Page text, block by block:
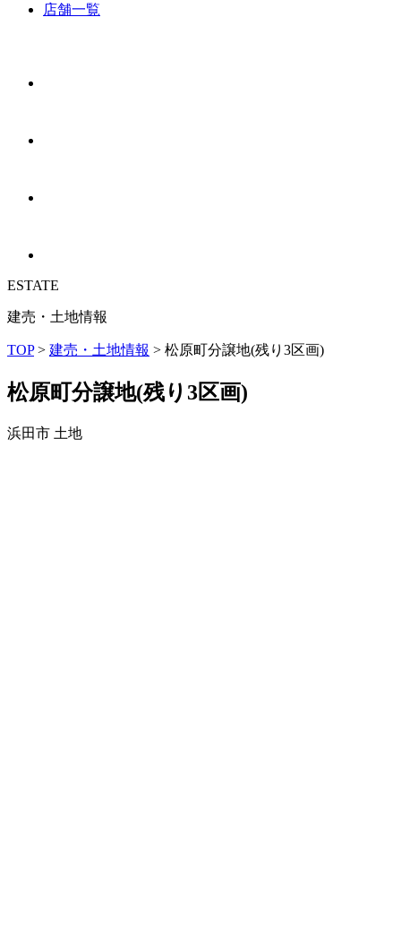
店舗⼀覧
ESTATE
建売・土地情報
TOP> 建売・土地情報 > 松原町分譲地(残り3区画)
松原町分譲地(残り3区画)
浜田市 土地